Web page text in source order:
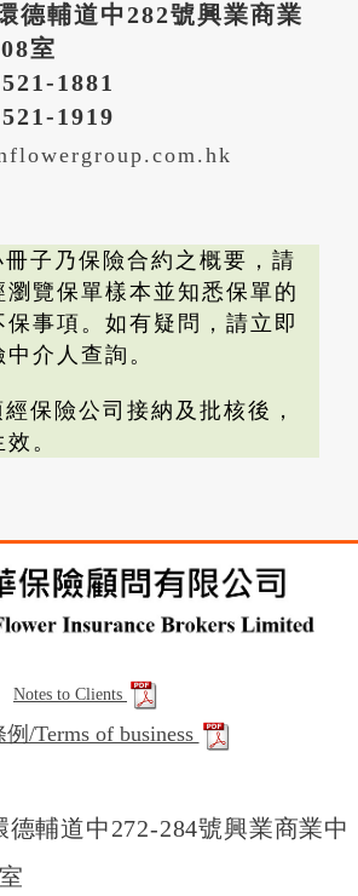
德輔道中282號興業商業
室
1881
1919
子乃保險合約之概要，請
瀏覽保單樣本並知悉保單的
事項。如有疑問，請立即
介人查詢。
保險公司接納及批核後，
。
Notes to Clients
/Terms of business
輔道中272-284號興業商業中